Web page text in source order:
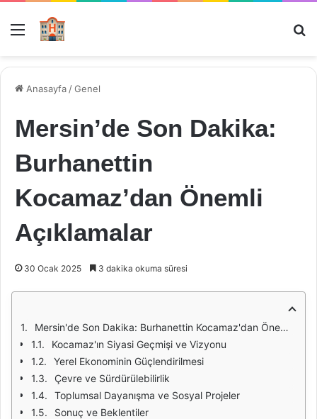
Menü
Anasayfa /Genel
Mersin’de Son Dakika:
Burhanettin
Kocamaz’dan Önemli
Açıklamalar
30 Ocak 2025 3 dakika okuma süresi
Mersin'de Son Dakika: Burhanettin Kocamaz'dan Önemli Açıklamalar
Kocamaz'ın Siyasi Geçmişi ve Vizyonu
Yerel Ekonominin Güçlendirilmesi
Çevre ve Sürdürülebilirlik
Toplumsal Dayanışma ve Sosyal Projeler
Sonuç ve Beklentiler